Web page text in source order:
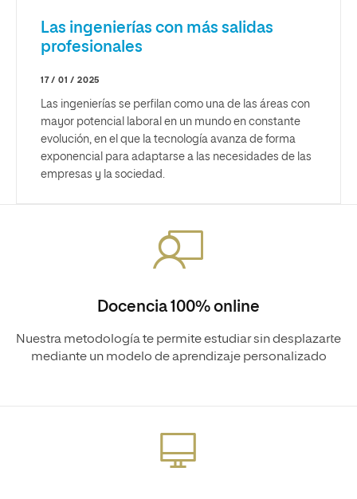
Las ingenierías con más salidas
profesionales
17 / 01 / 2025
Las ingenierías se perfilan como una de las áreas con
mayor potencial laboral en un mundo en constante
evolución, en el que la tecnología avanza de forma
exponencial para adaptarse a las necesidades de las
empresas y la sociedad.
Docencia 100% online
Nuestra metodología te permite estudiar sin desplazarte
mediante un modelo de aprendizaje personalizado